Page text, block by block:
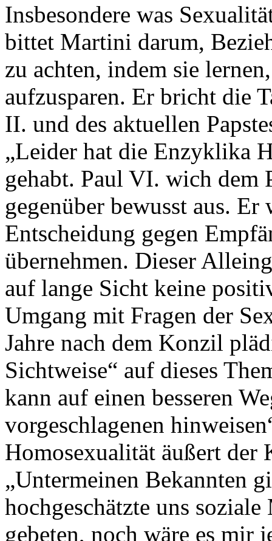
Insbesondere was
bittet Martini darum,
zu achten, indem sie
aufzusparen. Er bricht die
II. und des aktuellen
„Leider hat die Enzyklika
gehabt. Paul VI. wich dem
gegenüber bewusst aus.
Entscheidung gegen
übernehmen. Dieser
auf lange Sicht keine
Umgang mit Fragen der
Jahre nach dem Konzil
Sichtweise“ auf dieses
kann auf einen besseren
vorgeschlagenen
Homosexualität äußert der
„Untermeinen Bekannten
hochgeschätzte uns
gebeten, noch wäre es mir